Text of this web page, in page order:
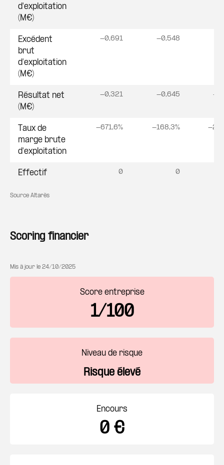
Source Altarès
d'exploitation
(M€)
Excédent
brut
d’exploitation
(M€)
-0,691 -0,548
Résultat net
(M€)
-0,321 -0,645 -
Taux de
marge brute
d'exploitation
-671,6% -168,3% -
Effectif 0 0
Scoring financier
Mis à jour le 24/10/2025
Score entreprise
1/100
Niveau de risque
Risque élevé
Encours
0 €